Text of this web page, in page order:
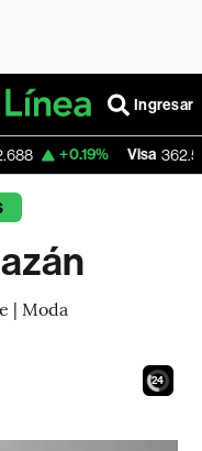
Ingresar
Visa 362.50 -
| Moda
23